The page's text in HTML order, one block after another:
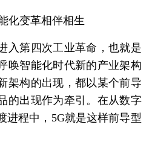
化变革相伴相生
第四次工业革命，也就是
唤智能化时代新的产业架构
架构的出现，都以某个前导
的出现作为牵引。在从数字
进程中，5G就是这样前导型